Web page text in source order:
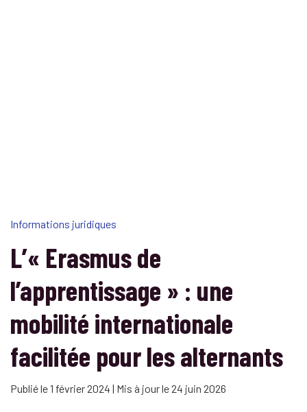
Informations juridiques
L’« Erasmus de
l’apprentissage » : une
mobilité internationale
facilitée pour les alternants
Publié le 1 février 2024 | Mis à jour le 24 juin 2026